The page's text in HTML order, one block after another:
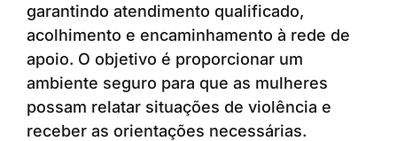
garantindo atendimento qualificado,
acolhimento e encaminhamento à rede de
apoio. O objetivo é proporcionar um
ambiente seguro para que as mulheres
possam relatar situações de violência e
receber as orientações necessárias.